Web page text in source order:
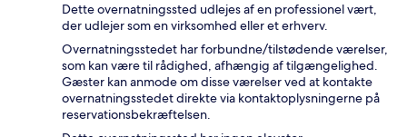
Dette overnatningssted udlejes af en professionel vært,
der udlejer som en virksomhed eller et erhverv.
Overnatningsstedet har forbundne/tilstødende værelser,
som kan være til rådighed, afhængig af tilgængelighed.
Gæster kan anmode om disse værelser ved at kontakte
overnatningsstedet direkte via kontaktoplysningerne på
reservationsbekræftelsen.